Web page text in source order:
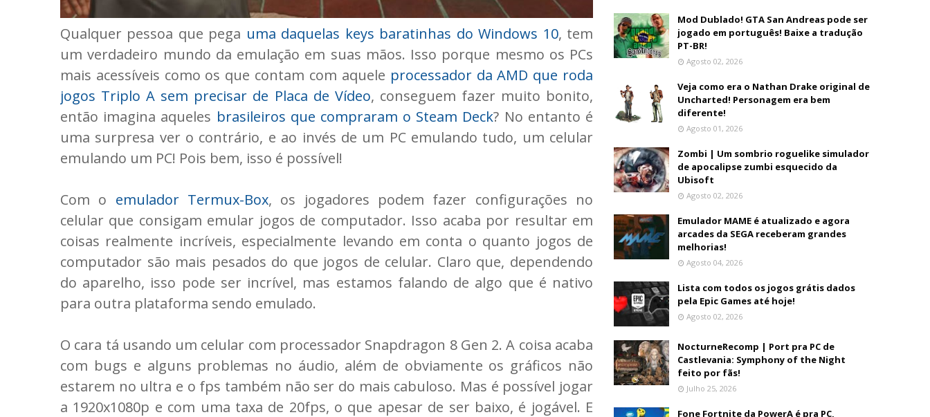
Qualquer pessoa que pega uma daquelas keys baratinhas do Windows 10, tem
um verdadeiro mundo da emulação em suas mãos. Isso porque mesmo os PCs
mais acessíveis como os que contam com aquele processador da AMD que roda
jogos Triplo A sem precisar de Placa de Vídeo, conseguem fazer muito bonito,
então imagina aqueles brasileiros que compraram o Steam Deck? No entanto é
uma surpresa ver o contrário, e ao invés de um PC emulando tudo, um celular
emulando um PC! Pois bem, isso é possível!
Com o emulador Termux-Box, os jogadores podem fazer configurações no
celular que consigam emular jogos de computador. Isso acaba por resultar em
coisas realmente incríveis, especialmente levando em conta o quanto jogos de
computador são mais pesados do que jogos de celular. Claro que, dependendo
do aparelho, isso pode ser incrível, mas estamos falando de algo que é nativo
para outra plataforma sendo emulado.
O cara tá usando um celular com processador Snapdragon 8 Gen 2. A coisa acaba
com bugs e alguns problemas no áudio, além de obviamente os gráficos não
estarem no ultra e o fps também não ser do mais cabuloso. Mas é possível jogar
a 1920x1080p e com uma taxa de 20fps, o que apesar de ser baixo, é jogável. E
Mod Dublado! GTA San Andreas pode ser
jogado em português! Baixe a tradução
PT-BR!
Agosto 02, 2026
Veja como era o Nathan Drake original de
Uncharted! Personagem era bem
diferente!
Agosto 01, 2026
Zombi | Um sombrio roguelike simulador
de apocalipse zumbi esquecido da
Ubisoft
Agosto 02, 2026
Emulador MAME é atualizado e agora
arcades da SEGA receberam grandes
melhorias!
Agosto 04, 2026
Lista com todos os jogos grátis dados
pela Epic Games até hoje!
Agosto 02, 2026
NocturneRecomp | Port pra PC de
Castlevania: Symphony of the Night
feito por fãs!
Julho 25, 2026
Fone Fortnite da PowerA é pra PC,